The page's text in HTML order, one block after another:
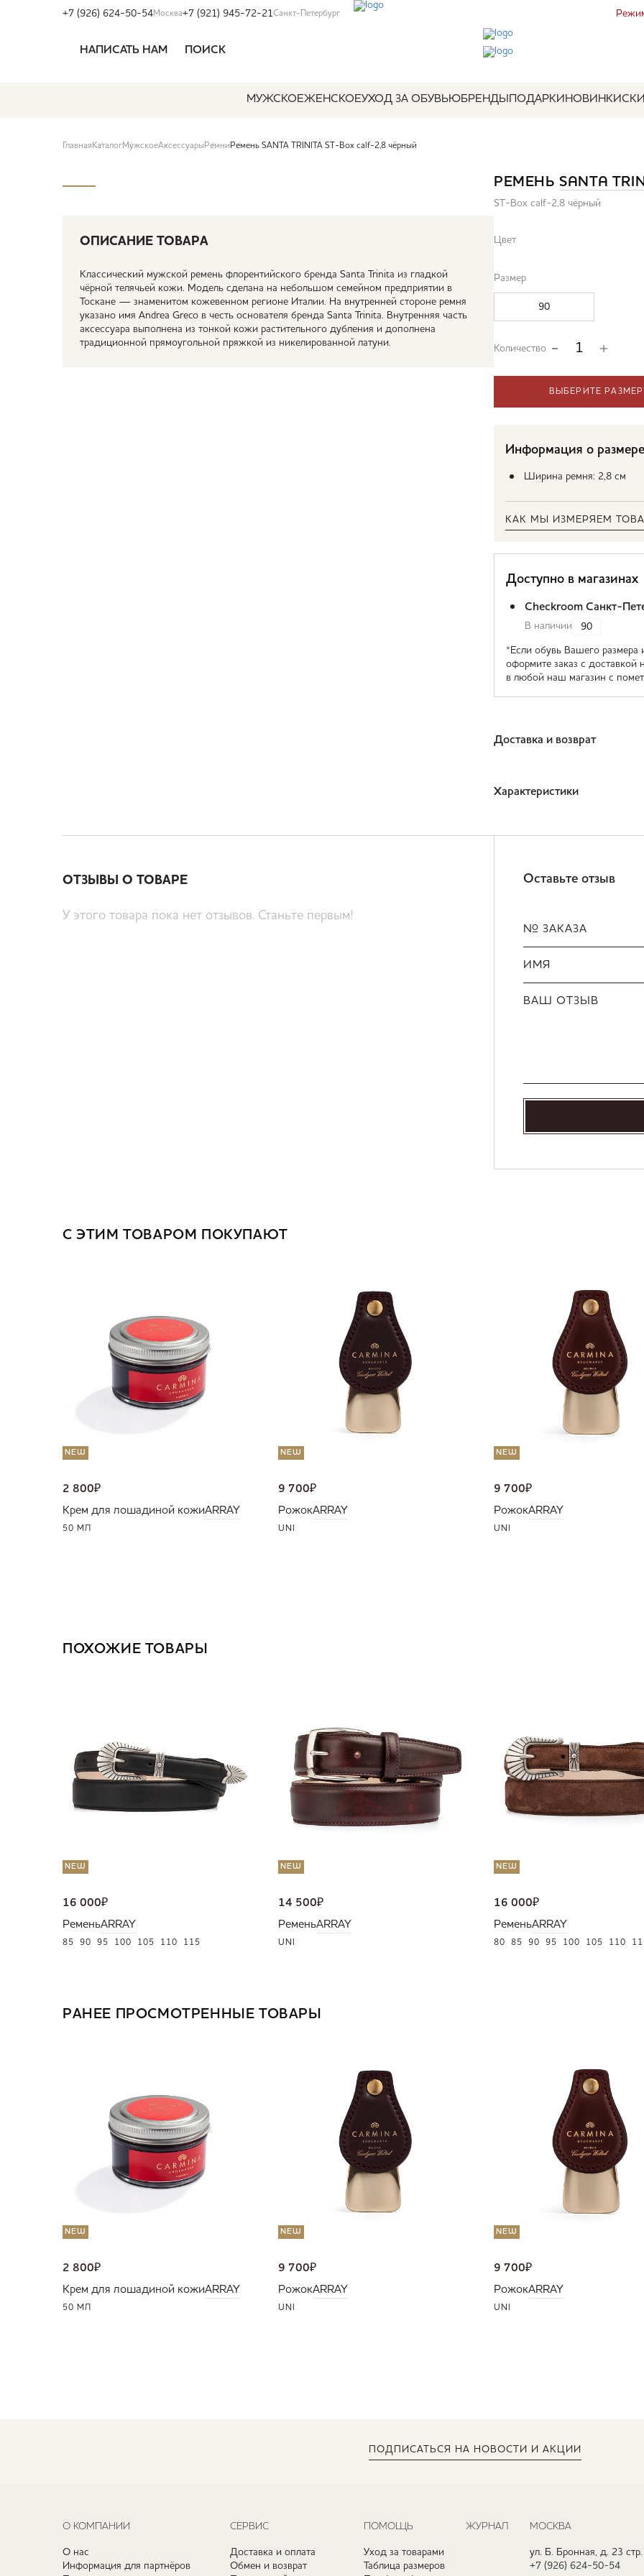
+7 (926) 624-50-54Москва+7 (921) 945-72-21Санкт-Петербург
НАПИСАТЬ НАМ ПОИСК
МУЖСКОЕЖЕНСКОЕУХОД ЗА ОБУВЬЮБРЕНДЫ ПОДАРКИ НОВИНКИ
Главная КаталогМужскоеАксессуары РемниРемень SANTA TRINITA ST-Box calf-2,8 чёрный
ОПИСАНИЕ ТОВАРА
Классический мужской ремень флорентийского бренда Santa Trinita из гладкой
чёрной телячьей кожи. Модель сделана на небольшом семейном предприятии в
Тоскане — знаменитом кожевенном регионе Италии. На внутренней стороне ремня
указано имя Andrea Greco в честь основателя бренда Santa Trinita. Внутренняя часть
аксессуара выполнена из тонкой кожи растительного дубления и дополнена
традиционной прямоугольной пряжкой из никелированной латуни.
РЕМЕНЬSANTA
ST-Box calf-2,8 чёрный
Цвет
Размер
90
Количество
ВЫБЕРИТЕ РАЗМЕР
Информация о размере
Ширина ремня: 2,8 см
КАК МЫ ИЗМЕРЯЕМ
Доступно в магазинах
Checkroom Санкт-
В наличии 90
*Если обувь Вашего размера
оформите заказ с
в любой наш магазин с
Доставка и возврат
Характеристики
ОТЗЫВЫ О ТОВАРЕ
У этого товара пока нет отзывов. Станьте первым!
Оставьте отзыв
№ ЗАКАЗА
ИМЯ
ВАШ ОТЗЫВ
С ЭТИМ ТОВАРОМ ПОКУПАЮТ
NEW
2 800₽
Крем для лошадиной кожиARRAY
50 МЛ
NEW
9 700₽
РожокARRAY
UNI
NEW
9 700₽
РожокARRAY
UNI
ПОХОЖИЕ ТОВАРЫ
NEW
16 000₽
РеменьARRAY
85 90 95 100 105 110 115
NEW
14 500₽
РеменьARRAY
UNI
NEW
16 000₽
РеменьARRAY
80 85 90 95 100 105 110
РАНЕЕ ПРОСМОТРЕННЫЕ ТОВАРЫ
NEW
2 800₽
Крем для лошадиной кожиARRAY
50 МЛ
NEW
9 700₽
РожокARRAY
UNI
NEW
9 700₽
РожокARRAY
UNI
ПОДПИСАТЬСЯ НА НОВОСТИ И АКЦИИ
О КОМПАНИИ
О нас
Информация для партнёров
СЕРВИС
Доставка и оплата
Обмен и возврат
ПОМОЩЬ
Уход за товарами
Таблица размеров
ЖУРНАЛ МОСКВА
ул. Б. Бронная, д. 23 стр.
+7 (926) 624-50-54